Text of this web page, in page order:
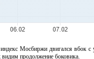
Мосбиржи двигался вбок с
продолжение боковика.